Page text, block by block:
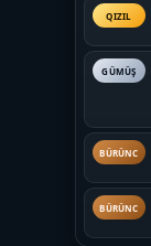
QIZIL
GÜMÜŞ
BÜRÜNC
BÜRÜNC